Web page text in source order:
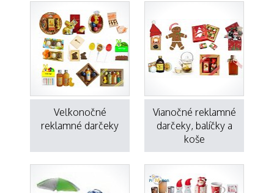
Veľkonočné
reklamné darčeky
Vianočné reklamné
darčeky, balíčky a
koše